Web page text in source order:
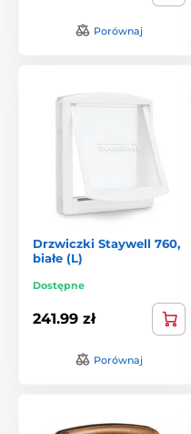
Porównaj
Drzwiczki Staywell 760,
białe (L)
Dostępne
241.99 zł
Porównaj